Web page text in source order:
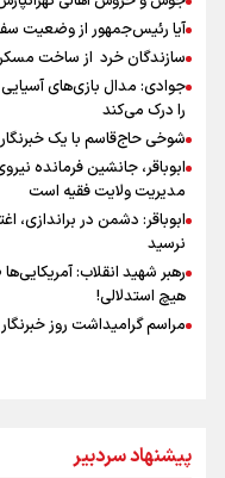
آیا رئیس‌جمهور از وضعیت
سازندگان خرد از ساخت
جوادی: مدال بازی‌های
را درک می‌کند
شوخی حاج‌قاسم با یک
ابوباقر، جانشین فرمانده
مدیریت ولایت فقیه است
ابوباقر: دشمن در براندازی،
نرسید
رهبر شهید انقلاب:
هیچ استدلالی!
مراسم گرامیداشت روز خبرنگار
ونس: در حال کار بر روی
پیشنهاد سردبیر